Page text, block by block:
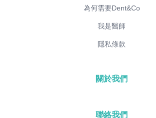
為何需要Dent&Co
我是醫師
隱私條款
關於我們
聯絡我們